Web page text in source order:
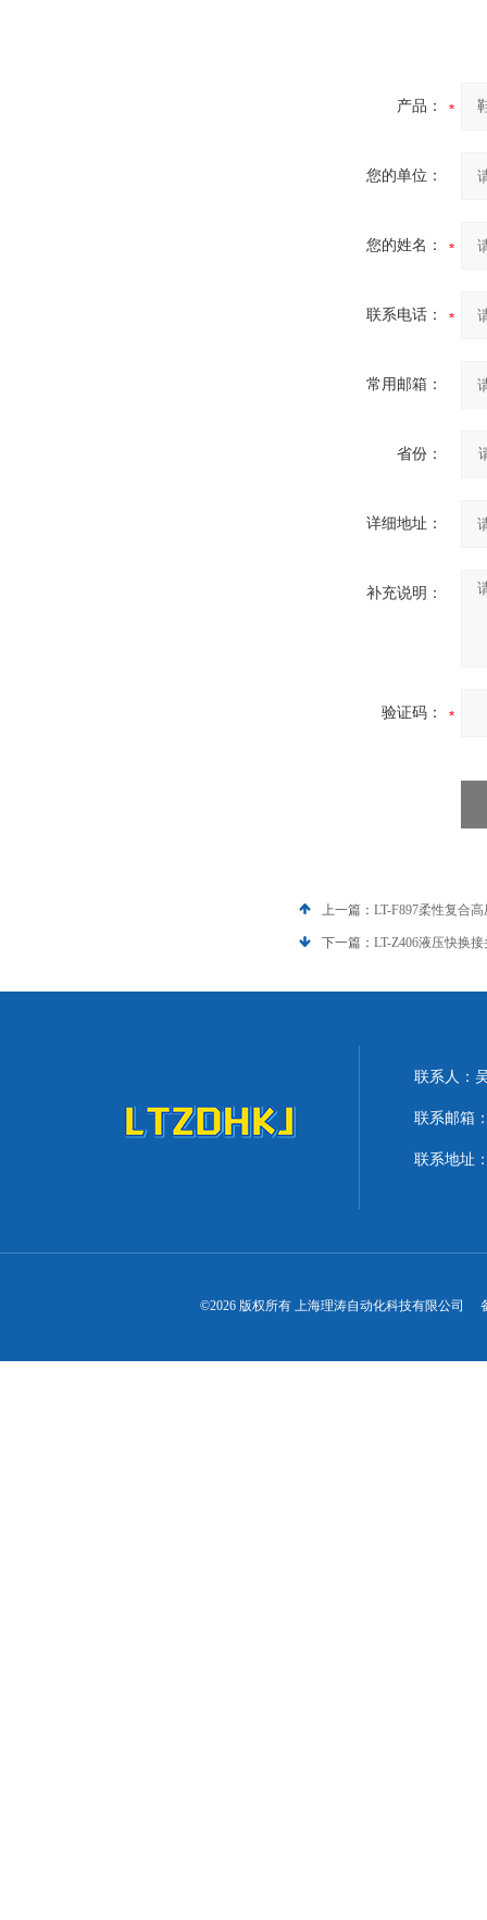
产品：
您的单位：
您的姓名：
联系电话：
常用邮箱：
省份：
详细地址：
补充说明：
验证码：
上一篇： LT-F897柔性复合
下一篇： LT-Z406液压快换
联系人：
联系邮箱
联系地址
©2026 版权所有 上海理涛自动化科技有限公司